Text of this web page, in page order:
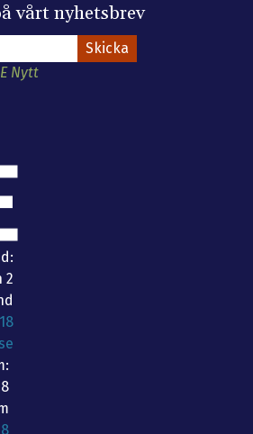
vårt nyhetsbrev
Nytt
2